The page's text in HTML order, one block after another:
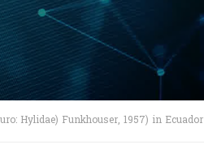
Hylidae) Funkhouser, 1957) in Ecuador